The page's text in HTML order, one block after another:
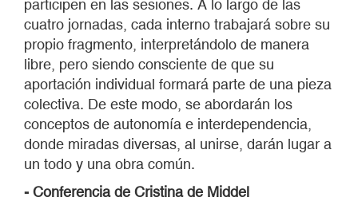
participen en las sesiones. A lo largo de las
cuatro jornadas, cada interno trabajará sobre su
propio fragmento, interpretándolo de manera
libre, pero siendo consciente de que su
aportación individual formará parte de una pieza
colectiva. De este modo, se abordarán los
conceptos de autonomía e interdependencia,
donde miradas diversas, al unirse, darán lugar a
un todo y una obra común.
- Conferencia de Cristina de Middel